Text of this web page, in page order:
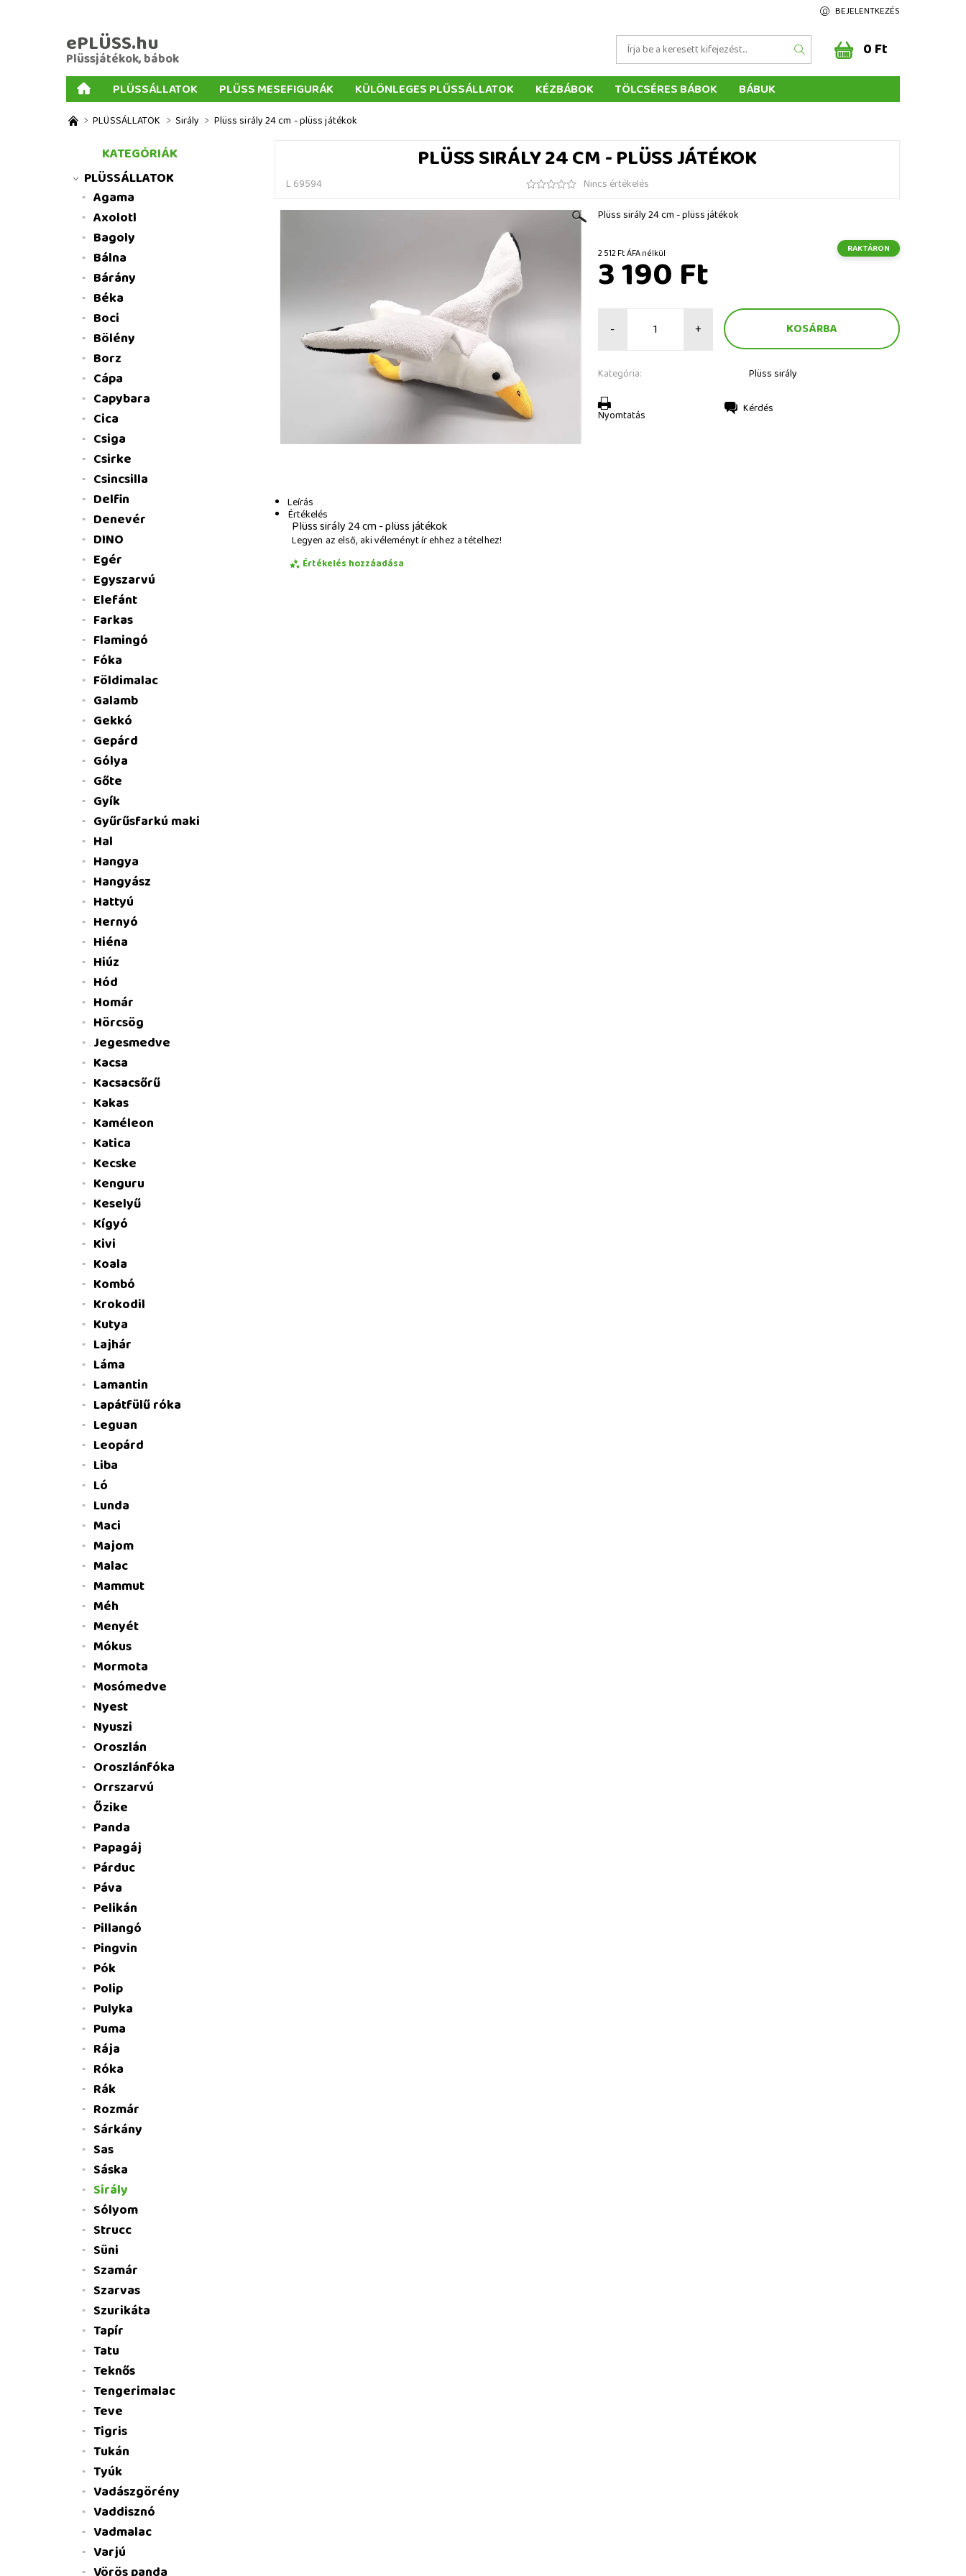
BEJELENTKEZÉS
ePLÜSS.hu
Plüssjátékok, bábok 0 Ft
PLÜSSÁLLATOK PLÜSS MESEFIGURÁK KÜLÖNLEGES PLÜSSÁLLATOK KÉZBÁBOK TÖLCSÉRES BÁBOK
BÁBUK
AJÁNDÉKOK PLÜSSÖKHÖZ
MENNYISÉGI KEDVEZMÉNYEK
ÜZLETI FELTÉTELEK
PLÜSSÁLLATOK Sirály Plüss sirály 24 cm - plüss játékok
PLÜSS SIRÁLY 24 CM - PLÜSS JÁTÉKOK
L 69594
Nincs értékelés
Plüss sirály 24 cm - plüss játékok
2 512 Ft ÁFA nélkül RAKTÁRON
3 190 Ft
- +
Kategória: Plüss sirály
Nyomtatás Kérdés
Leírás
Értékelés
Plüss sirály 24 cm - plüss játékok
Legyen az első, aki véleményt ír ehhez a tételhez!
Értékelés hozzáadása
KATEGÓRIÁK
PLÜSSÁLLATOK
Agama
Axolotl
Bagoly
Bálna
Bárány
Béka
Boci
Bölény
Borz
Cápa
Capybara
Cica
Csiga
Csirke
Csincsilla
Delfin
Denevér
DINO
Egér
Egyszarvú
Elefánt
Farkas
Flamingó
Fóka
Földimalac
Galamb
Gekkó
Gepárd
Gólya
Gőte
Gyík
Gyűrűsfarkú maki
Hal
Hangya
Hangyász
Hattyú
Hernyó
Hiéna
Hiúz
Hód
Homár
Hörcsög
Jegesmedve
Kacsa
Kacsacsőrű
Kakas
Kaméleon
Katica
Kecske
Kenguru
Keselyű
Kígyó
Kivi
Koala
Kombó
Krokodil
Kutya
Lajhár
Láma
Lamantin
Lapátfülű róka
Leguan
Leopárd
Liba
Ló
Lunda
Maci
Majom
Malac
Mammut
Méh
Menyét
Mókus
Mormota
Mosómedve
Nyest
Nyuszi
Oroszlán
Oroszlánfóka
Orrszarvú
Őzike
Panda
Papagáj
Párduc
Páva
Pelikán
Pillangó
Pingvin
Pók
Polip
Pulyka
Puma
Rája
Róka
Rák
Rozmár
Sárkány
Sas
Sáska
Sirály
Sólyom
Strucc
Süni
Szamár
Szarvas
Szurikáta
Tapír
Tatu
Teknős
Tengerimalac
Teve
Tigris
Tukán
Tyúk
Vadászgörény
Vaddisznó
Vadmalac
Varjú